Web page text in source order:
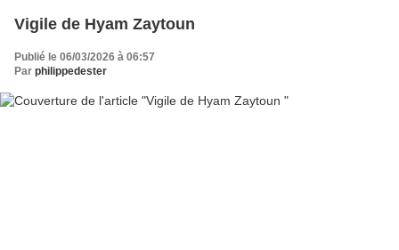
Vigile de Hyam Zaytoun
Publié le 06/03/2026 à 06:57
Par philippedester